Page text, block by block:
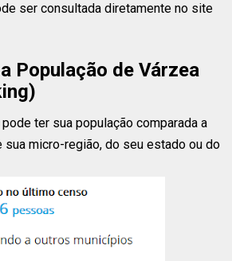
ser consultada diretamente no site
População de Várzea
ter sua população comparada a
micro-região, do seu estado ou do